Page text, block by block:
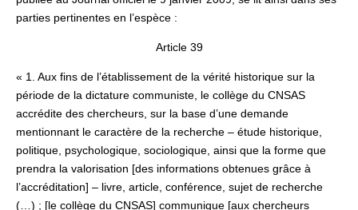
parties pertinentes en l’espèce :
Article 39
« 1. Aux fins de l’établissement de la vérité historique sur la
période de la dictature communiste, le collège du CNSAS
accrédite des chercheurs, sur la base d’une demande
mentionnant le caractère de la recherche – étude historique,
politique, psychologique, sociologique, ainsi que la forme que
prendra la valorisation [des informations obtenues grâce à
l’accréditation] – livre, article, conférence, sujet de recherche
(…) ; [le collège du CNSAS] communique [aux chercheurs